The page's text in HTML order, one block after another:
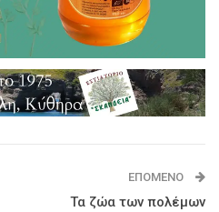
ΕΠΌΜΕΝΟ
Τα ζώα των πολέμων